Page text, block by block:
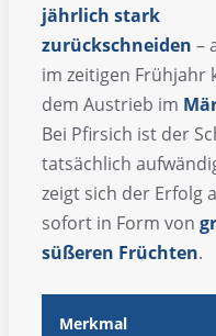
jährlich stark
zurückschneiden –
im zeitigen Frühjahr
dem Austrieb im
Bei Pfirsich ist der
tatsächlich
zeigt sich der Erfolg
sofort in Form von
süßeren Früchten.
Merkmal